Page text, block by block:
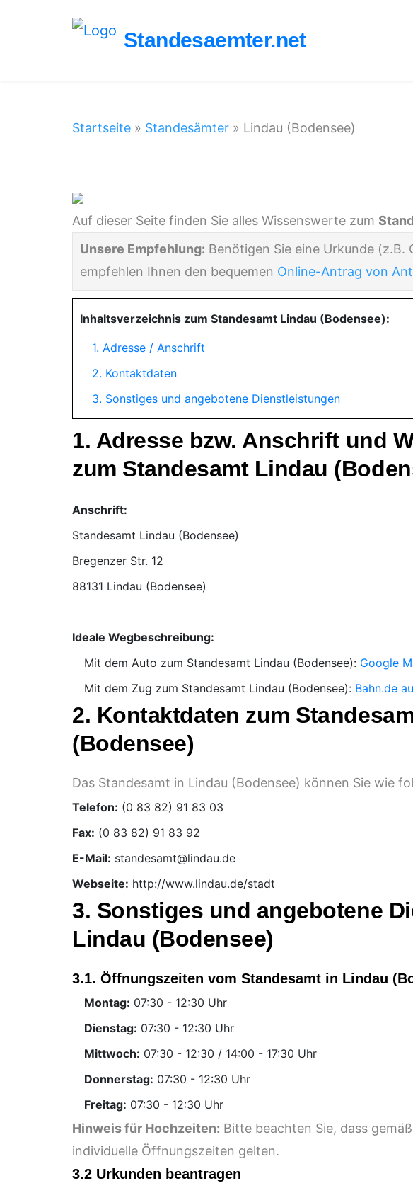
Standesaemter.net
Startseite » Standesämter » Lindau (Bodensee)
Auf dieser Seite finden Sie alles Wissenswerte zum
Unsere Empfehlung: Benötigen Sie eine Urkunde (z.B.
empfehlen Ihnen den bequemen Online-Antrag von
Inhaltsverzeichnis zum Standesamt Lindau (Bodensee):
1. Adresse / Anschrift
2. Kontaktdaten
3. Sonstiges und angebotene Dienstleistungen
1. Adresse bzw. Anschrift und
zum Standesamt Lindau
Anschrift:
Standesamt Lindau (Bodensee)
88131 Lindau (Bodensee)
Ideale Wegbeschreibung:
Mit dem Auto zum Standesamt Lindau (Bodensee): Google
Mit dem Zug zum Standesamt Lindau (Bodensee): Bahn.de
2. Kontaktdaten zum
(Bodensee)
Das Standesamt in Lindau (Bodensee) können Sie wie
Telefon:
Fax:
E-Mail:
Webseite: http://www.lindau.de/stadt
3. Sonstiges und angebotene
Lindau (Bodensee)
3.1. Öffnungszeiten vom Standesamt in Lindau
Montag:
Uhr
Dienstag:
Uhr
Mittwoch:
Uhr
Donnerstag:
Uhr
Freitag:
Uhr
Hinweis für Hochzeiten: Bitte beachten Sie, dass
individuelle Öffnungszeiten gelten.
3.2 Urkunden beantragen